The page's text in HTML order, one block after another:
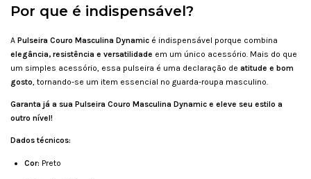
Por que é indispensável?
A Pulseira Couro Masculina Dynamic é indispensável porque combina
elegância, resistência e versatilidade em um único acessório. Mais do que
um simples acessório, essa pulseira é uma declaração de atitude e bom
gosto, tornando-se um item essencial no guarda-roupa masculino.
Garanta já a sua Pulseira Couro Masculina Dynamic e eleve seu estilo a
outro nível!
Dados técnicos:
Cor: Preto